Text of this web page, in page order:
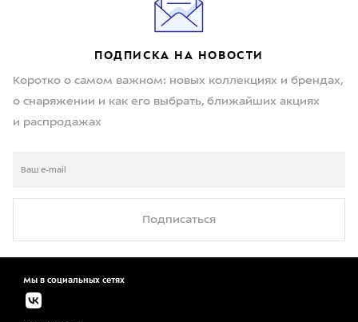
ПОДПИСКА НА НОВОСТИ
Коротко о самом важном: новых коллекциях и брендах,
о снаряжении и как его выбрать, ближайших акциях
и распродажах
Подписаться
Мы в социальных сетях